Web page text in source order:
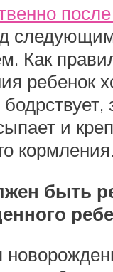
Как
ребенок
и
кормления.
быть